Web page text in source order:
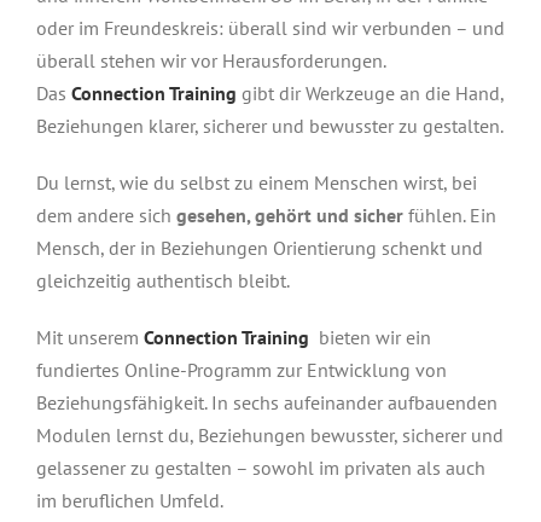
oder im Freundeskreis: überall sind wir verbunden – und
überall stehen wir vor Herausforderungen.
Das Connection Training gibt dir Werkzeuge an die Hand,
Beziehungen klarer, sicherer und bewusster zu gestalten.
Du lernst, wie du selbst zu einem Menschen wirst, bei
dem andere sich gesehen, gehört und sicher fühlen. Ein
Mensch, der in Beziehungen Orientierung schenkt und
gleichzeitig authentisch bleibt.
Mit unserem Connection Training bieten wir ein
fundiertes Online-Programm zur Entwicklung von
Beziehungsfähigkeit. In sechs aufeinander aufbauenden
Modulen lernst du, Beziehungen bewusster, sicherer und
gelassener zu gestalten – sowohl im privaten als auch
im beruflichen Umfeld.